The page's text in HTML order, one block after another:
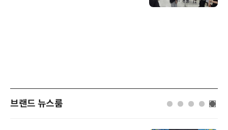
브랜드 뉴스룸